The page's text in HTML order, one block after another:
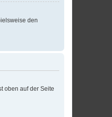
den
oben auf der Seite